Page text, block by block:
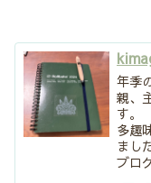
年季
親、
す。
多趣
まし
ブロ